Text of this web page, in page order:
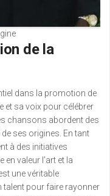
de la
dans la promotion de
et sa voix pour célébrer
chansons abordent des
de ses origines. En tant
à des initiatives
valeur l’art et la
une véritable
pour faire rayonner